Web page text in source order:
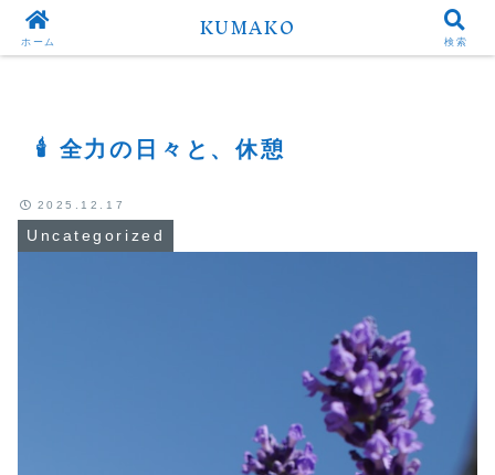
Uncategorized
🕯 全力の日々と、休憩
Uncategorized
2025.12.17
ホーム KUMAKO 検索